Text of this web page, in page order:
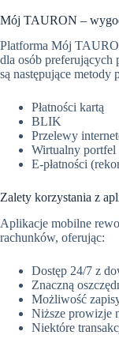
Mój TAURON –
Platforma Mój
dla osób preferujących
są następujące metody
Płatności kartą
BLIK
Przelewy
Wirtualny portfel
E-płatności
Zalety korzystania z
Aplikacje mobilne
rachunków, oferując:
Dostęp 24/7 z
Znaczną
Możliwość
Niższe prowizje
Niektóre